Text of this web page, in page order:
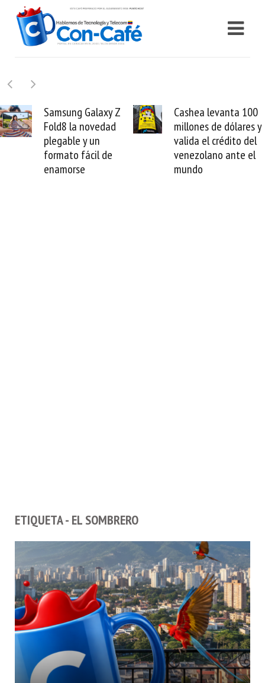
Z
Cashea levanta 100
millones de dólares y
valida el crédito del
venezolano ante el
mundo
El buque Wave
Sentinel
reparación del
cable de
ETIQUETA - EL SOMBRERO